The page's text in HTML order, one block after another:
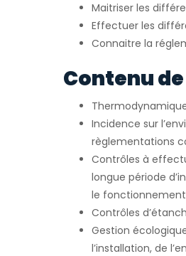
Maitriser les
Effectuer les
Connaitre la
Contenu
Incidence sur
règlementations
Contrôles à
longue période
le fonctionnement
Contrôles
Gestion
l’installation, de